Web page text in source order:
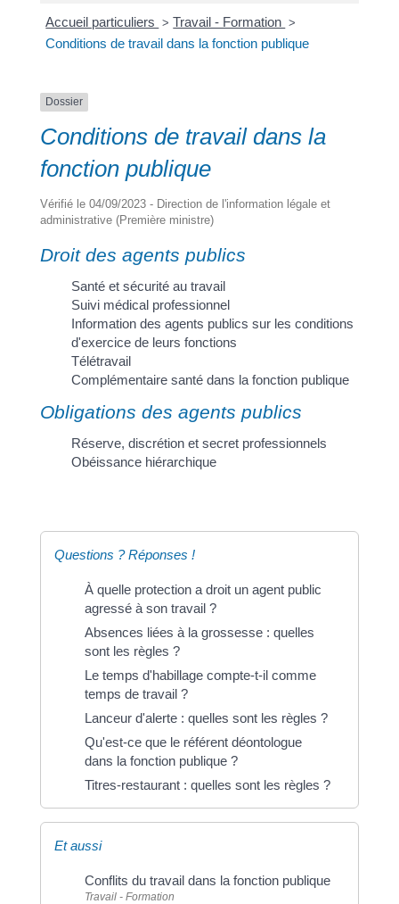
Accueil particuliers > Travail - Formation >
Conditions de travail dans la fonction publique
Dossier
Conditions de travail dans la
fonction publique
Vérifié le 04/09/2023 - Direction de l'information légale et
administrative (Première ministre)
Droit des agents publics
Santé et sécurité au travail
Suivi médical professionnel
Information des agents publics sur les conditions
d'exercice de leurs fonctions
Télétravail
Complémentaire santé dans la fonction publique
Obligations des agents publics
Réserve, discrétion et secret professionnels
Obéissance hiérarchique
Questions ? Réponses !
À quelle protection a droit un agent public
agressé à son travail ?
Absences liées à la grossesse : quelles
sont les règles ?
Le temps d'habillage compte-t-il comme
temps de travail ?
Lanceur d'alerte : quelles sont les règles ?
Qu'est-ce que le référent déontologue
dans la fonction publique ?
Titres-restaurant : quelles sont les règles ?
Et aussi
Conflits du travail dans la fonction publique
Travail - Formation